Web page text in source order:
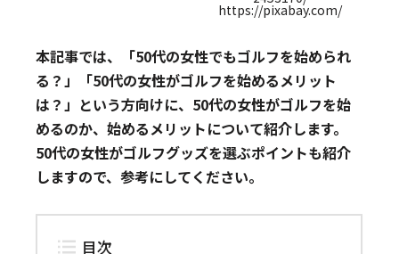
https://pixabay.com/
本記事では、「50代の女性でもゴルフを始められ
る？」「50代の女性がゴルフを始めるメリット
は？」という方向けに、50代の女性がゴルフを始
めるのか、始めるメリットについて紹介します。
50代の女性がゴルフグッズを選ぶポイントも紹介
しますので、参考にしてください。
目次